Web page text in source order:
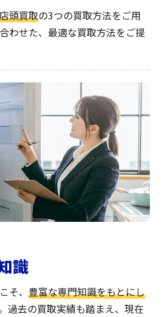
頭買取の3つの買取方法をご用
わせた、最適な買取方法をご提
識
そ、 豊富な専門知識をもとにし
過去の買取実績も踏まえ、現在